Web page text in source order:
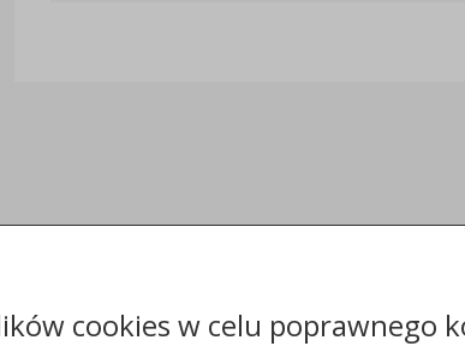
cookies w celu poprawnego